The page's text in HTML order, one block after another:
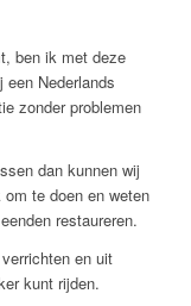
ben ik met deze
Nederlands
zonder problemen
dan kunnen wij
te doen en weten
restaureren.
en uit
kunt rijden.